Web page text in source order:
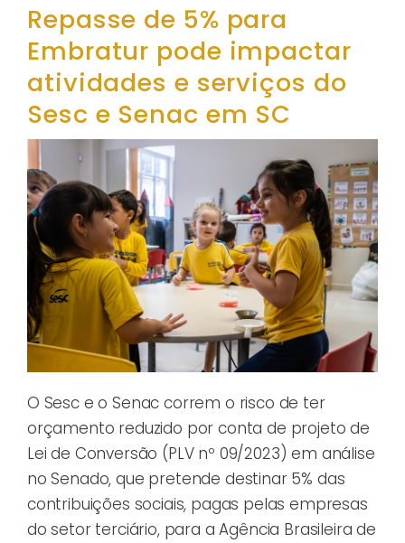
Repasse de 5% para
Embratur pode impactar
atividades e serviços do
Sesc e Senac em SC
O Sesc e o Senac correm o risco de ter
orçamento reduzido por conta de projeto de
Lei de Conversão (PLV nº 09/2023) em análise
no Senado, que pretende destinar 5% das
contribuições sociais, pagas pelas empresas
do setor terciário, para a Agência Brasileira de